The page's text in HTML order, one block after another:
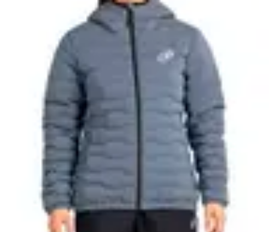
Consigli di StileTendenze Guida al guardaroba
Stil Eleganza